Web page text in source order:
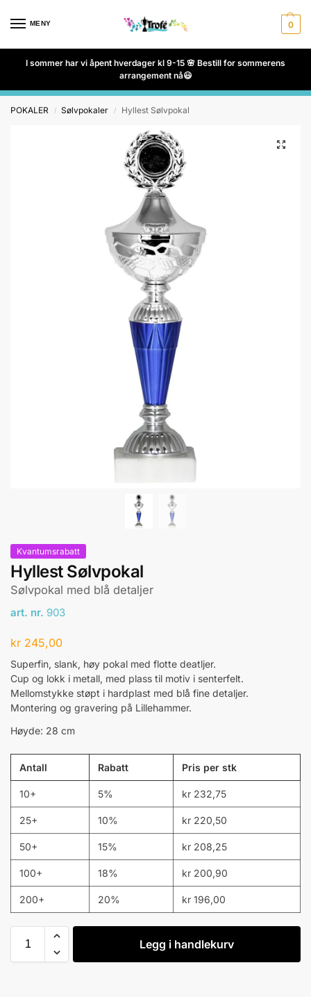
MENY 0
I sommer har vi åpent hverdager kl 9-15 🌸 Bestill for sommerens
arrangement nå😃
POKALER / Sølvpokaler / Hyllest Sølvpokal
Kvantumsrabatt
Hyllest Sølvpokal
Sølvpokal med blå detaljer
art. nr. 903
kr 245,00
Superfin, slank, høy pokal med flotte deatljer.
Cup og lokk i metall, med plass til motiv i senterfelt.
Mellomstykke støpt i hardplast med blå fine detaljer.
Montering og gravering på Lillehammer.
Høyde: 28 cm
Antall Rabatt Pris per stk
10+ 5% kr 232,75
25+ 10% kr 220,50
50+ 15% kr 208,25
100+ 18% kr 200,90
200+ 20% kr 196,00
Legg i handlekurv